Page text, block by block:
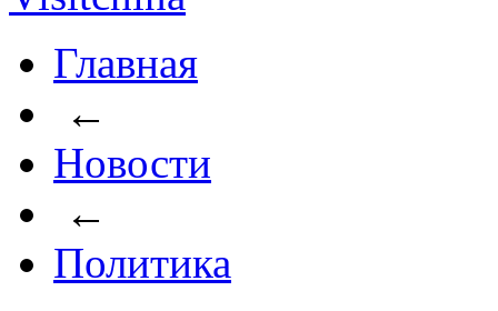
Главная
←
Новости
←
Политика